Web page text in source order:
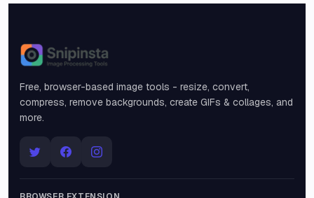
Snipinsta
Free, browser-based image tools - resize, convert,
compress, remove backgrounds, create GIFs & collages, and
more.